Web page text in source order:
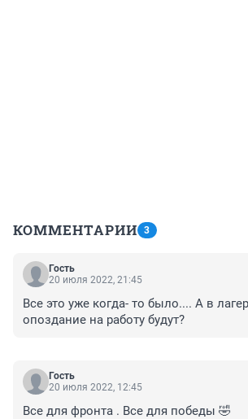
КОММЕНТАРИИ 3
Гость
20 июля 2022, 21:45
Все это уже когда- то было.... А в
опоздание на работу будут?
Гость
20 июля 2022, 12:45
Все для фронта . Все для победы 🤣